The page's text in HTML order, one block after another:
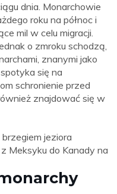
dnia. Monarchowie
roku na północ i
mil w celu migracji.
o zmroku schodzą,
znanymi jako
się na
schronienie przed
znajdować się w
jeziora
Meksyku do Kanady na